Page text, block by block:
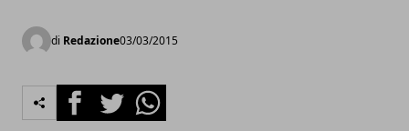
di Redazione03/03/2015
FacebookTwitterWhatsapp